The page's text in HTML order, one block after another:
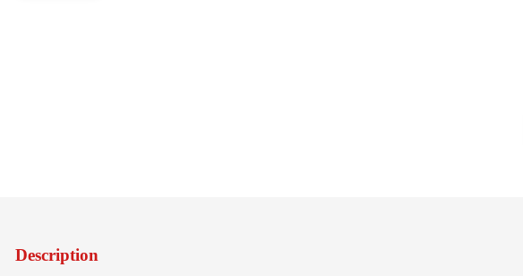
Description